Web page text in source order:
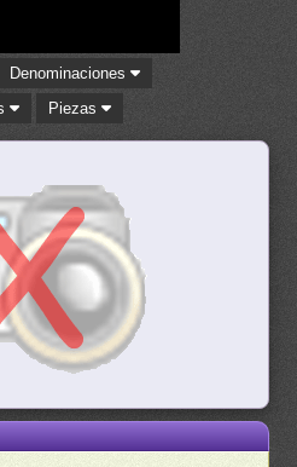
Denominaciones
Piezas